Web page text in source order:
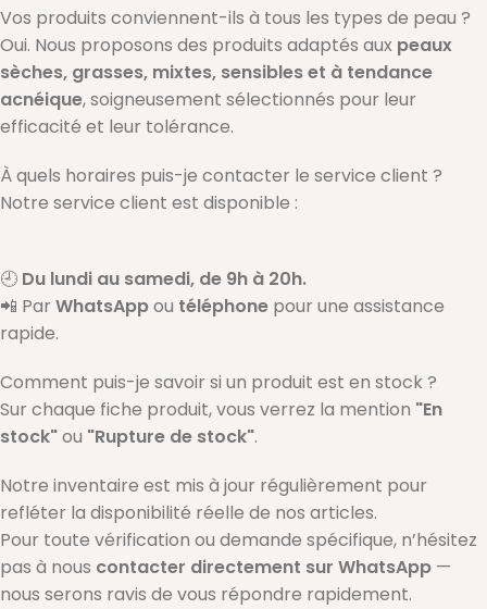
Vos produits conviennent-ils à tous les types de peau ?
Oui. Nous proposons des produits adaptés aux peaux
sèches, grasses, mixtes, sensibles et à tendance
acnéique, soigneusement sélectionnés pour leur
efficacité et leur tolérance.
À quels horaires puis-je contacter le service client ?
Notre service client est disponible :
🕘 Du lundi au samedi, de 9h à 20h.
📲 Par WhatsAppou téléphone pour une assistance
rapide.
Comment puis-je savoir si un produit est en stock ?
Sur chaque fiche produit, vous verrez la mention "En
stock"ou "Rupture de stock".
Notre inventaire est mis à jour régulièrement pour
refléter la disponibilité réelle de nos articles.
Pour toute vérification ou demande spécifique, n’hésitez
pas à nous contacter directement sur WhatsApp —
nous serons ravis de vous répondre rapidement.